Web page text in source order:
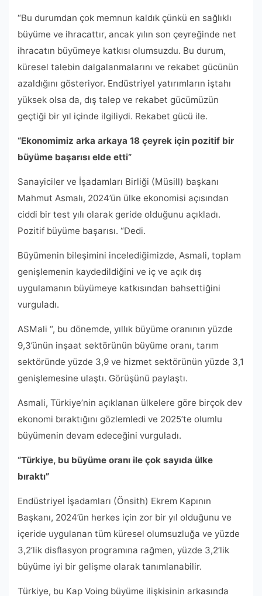
“Bu durumdan çok memnun kaldık çünkü en sağlıklı
büyüme ve ihracattır, ancak yılın son çeyreğinde net
ihracatın büyümeye katkısı olumsuzdu. Bu durum,
küresel talebin dalgalanmalarını ve rekabet gücünün
azaldığını gösteriyor. Endüstriyel yatırımların iştahı
yüksek olsa da, dış talep ve rekabet gücümüzün
geçtiği bir yıl içinde ilgiliydi. Rekabet gücü ile.
“Ekonomimiz arka arkaya 18 çeyrek için pozitif bir
büyüme başarısı elde etti”
Sanayiciler ve İşadamları Birliği (Müsill) başkanı
Mahmut Asmalı, 2024’ün ülke ekonomisi açısından
ciddi bir test yılı olarak geride olduğunu açıkladı.
Pozitif büyüme başarısı. “Dedi.
Büyümenin bileşimini incelediğimizde, Asmali, toplam
genişlemenin kaydedildiğini ve iç ve açık dış
uygulamanın büyümeye katkısından bahsettiğini
vurguladı.
ASMali “, bu dönemde, yıllık büyüme oranının yüzde
9,3’ünün inşaat sektörünün büyüme oranı, tarım
sektöründe yüzde 3,9 ve hizmet sektörünün yüzde 3,1
genişlemesine ulaştı. Görüşünü paylaştı.
Asmali, Türkiye’nin açıklanan ülkelere göre birçok dev
ekonomi bıraktığını gözlemledi ve 2025’te olumlu
büyümenin devam edeceğini vurguladı.
“Türkiye, bu büyüme oranı ile çok sayıda ülke
bıraktı”
Endüstriyel İşadamları (Önsith) Ekrem Kapının
Başkanı, 2024’ün herkes için zor bir yıl olduğunu ve
içeride uygulanan tüm küresel olumsuzluğa ve yüzde
3,2’lik disflasyon programına rağmen, yüzde 3,2’lik
büyüme iyi bir gelişme olarak tanımlanabilir.
Türkiye, bu Kap Voing büyüme ilişkisinin arkasında